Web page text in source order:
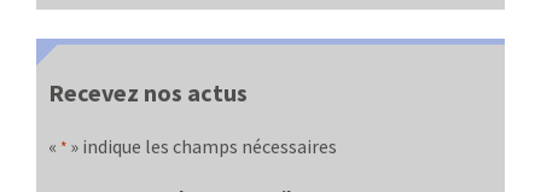
Recevez nos actus
« * » indique les champs nécessaires